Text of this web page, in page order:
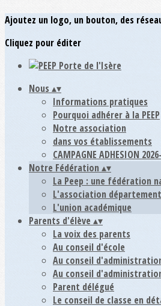
Ajoutez un logo, un bouton, des
Cliquez pour éditer
Nous ▴▾
Informations pratiques
Pourquoi adhérer à la PEEP
Notre association
dans vos établissements
CAMPAGNE ADHESION
Notre Fédération ▴▾
La Peep : une fédération
L'association
L'union académique
Parents d'élève▴▾
La voix des parents
Au conseil d'école
Au conseil
Au conseil
Parent délégué
Le conseil de classe en